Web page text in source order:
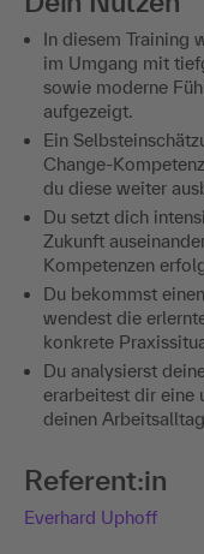
In diesem Training
im Umgang mit
sowie moderne
aufgezeigt.
Ein
Change-
du diese weiter
Du setzt dich
Zukunft
Kompetenzen
Du bekommst
wendest die
konkrete
Du analysierst
erarbeitest dir eine
deinen
Referent:in
Everhard Uphoff